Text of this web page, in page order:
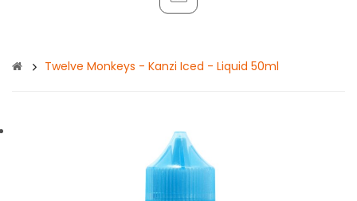
Twelve Monkeys - Kanzi Iced - Liquid 50ml